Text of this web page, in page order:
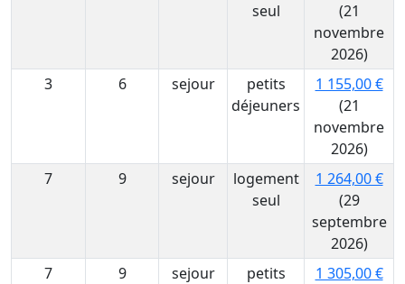
seul
(21
novembre
2026)
3
6 sejour
petits
déjeuners
1 155,00 €
(21
novembre
2026)
7
9 sejour
logement
seul
1 264,00 €
(29
septembre
2026)
7
9 sejour
petits
1 305,00 €